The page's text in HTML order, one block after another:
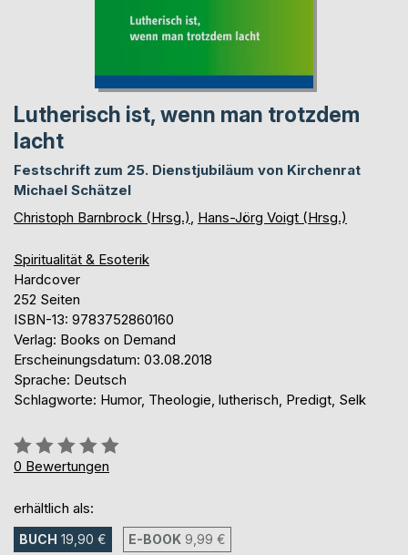
Lutherisch ist, wenn man trotzdem
lacht
Festschrift zum 25. Dienstjubiläum von Kirchenrat
Michael Schätzel
Christoph Barnbrock (Hrsg.) Hans-Jörg Voigt (Hrsg.)
Spiritualität & Esoterik
Hardcover
252 Seiten
ISBN-13: 9783752860160
Verlag: Books on Demand
Erscheinungsdatum: 03.08.2018
Sprache: Deutsch
Schlagworte: Humor, Theologie, lutherisch, Predigt, Selk
Bewertung::
0%
0 Bewertungen
erhältlich als:
BUCH 19,90 € E-BOOK 9,99 €